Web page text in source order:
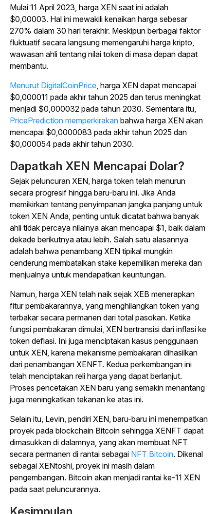
Mulai 11 April 2023, harga XEN saat ini adalah
$0,00003. Hal ini mewakili kenaikan harga sebesar
270% dalam 30 hari terakhir. Meskipun berbagai faktor
fluktuatif secara langsung memengaruhi harga kripto,
wawasan ahli tentang nilai token di masa depan dapat
membantu.
Menurut DigitalCoinPrice, harga XEN dapat mencapai
$0,000011 pada akhir tahun 2025 dan terus meningkat
menjadi $0,000032 pada tahun 2030. Sementara itu,
PricePrediction memperkirakan bahwa harga XEN akan
mencapai $0,0000083 pada akhir tahun 2025 dan
$0,000054 pada akhir tahun 2030.
Dapatkah XEN Mencapai Dolar?
Sejak peluncuran XEN, harga token telah menurun
secara progresif hingga baru-baru ini. Jika Anda
memikirkan tentang penyimpanan jangka panjang untuk
token XEN Anda, penting untuk dicatat bahwa banyak
ahli tidak percaya nilainya akan mencapai $1, baik dalam
dekade berikutnya atau lebih. Salah satu alasannya
adalah bahwa penambang XEN tipikal mungkin
cenderung membatalkan stake kepemilikan mereka dan
menjualnya untuk mendapatkan keuntungan.
Namun, harga XEN telah naik sejak XEB menerapkan
fitur pembakarannya, yang menghilangkan token yang
terbakar secara permanen dari total pasokan. Ketika
fungsi pembakaran dimulai, XEN bertransisi dari inflasi ke
token deflasi. Ini juga menciptakan kasus penggunaan
untuk XEN, karena mekanisme pembakaran dihasilkan
dari penambangan XENFT. Kedua perkembangan ini
telah menciptakan reli harga yang dapat berlanjut.
Proses pencetakan XEN baru yang semakin menantang
juga meningkatkan tekanan ke atas ini.
Selain itu, Levin, pendiri XEN, baru-baru ini menempatkan
proyek pada blockchain Bitcoin sehingga XENFT dapat
dimasukkan di dalamnya, yang akan membuat NFT
secara permanen di rantai sebagai NFT Bitcoin. Dikenal
sebagai XENtoshi, proyek ini masih dalam
pengembangan. Bitcoin akan menjadi rantai ke-11 XEN
pada saat peluncurannya.